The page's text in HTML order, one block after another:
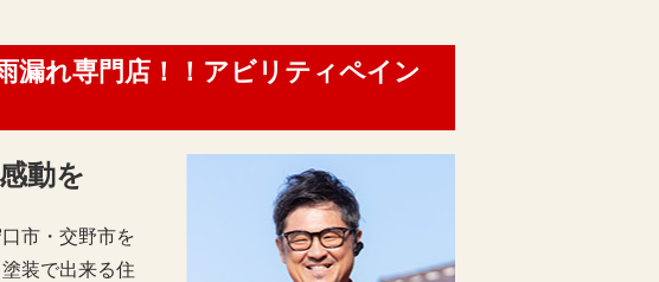
漏れ専門店！！アビリティペイン
動を
市・交野市を
装で出来る住